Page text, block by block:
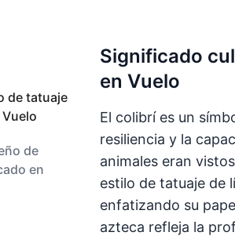
de tatuaje
de
en
Significado
en Vuelo
El colibrí es un
resiliencia y la
animales eran
estilo de tatuaje de
enfatizando su
azteca refleja la